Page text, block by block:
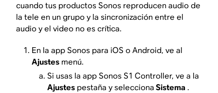
cuando tus productos Sonos reproducen audio de
la tele en un grupo y la sincronización entre el
audio y el video no es crítica.
En la app Sonos para iOS o Android, ve al
Ajustes menú.
Si usas la app Sonos S1 Controller, ve a la
Ajustes pestaña y seleccionaSistema.